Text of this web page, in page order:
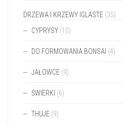
DRZEWA I KRZEWY IGLASTE (35)
CYPRYSY (10)
DO FORMOWANIA BONSAI (4)
JAŁOWCE (9)
ŚWIERKI (6)
THUJE (9)